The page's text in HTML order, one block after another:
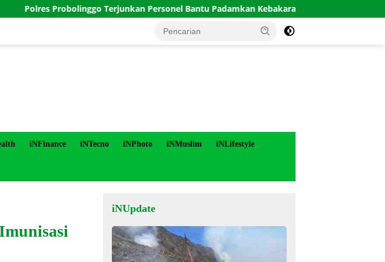
Probolinggo Terjunkan Personel Bantu Padamkan Kebakaran Hutan di Gunung Bromo
iNFinance iNTecno iNPhoto iNMuslim iNLifestyle
iNUpdate